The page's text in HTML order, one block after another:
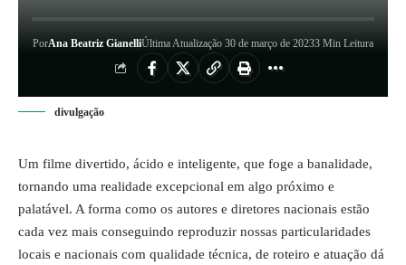
PorAna Beatriz GianelliÚltima Atualização 30 de março de 20233 Min Leitura
divulgação
Um filme divertido, ácido e inteligente, que foge a banalidade,
tornando uma realidade excepcional em algo próximo e
palatável. A forma como os autores e diretores nacionais estão
cada vez mais conseguindo reproduzir nossas particularidades
locais e nacionais com qualidade técnica, de roteiro e atuação dá